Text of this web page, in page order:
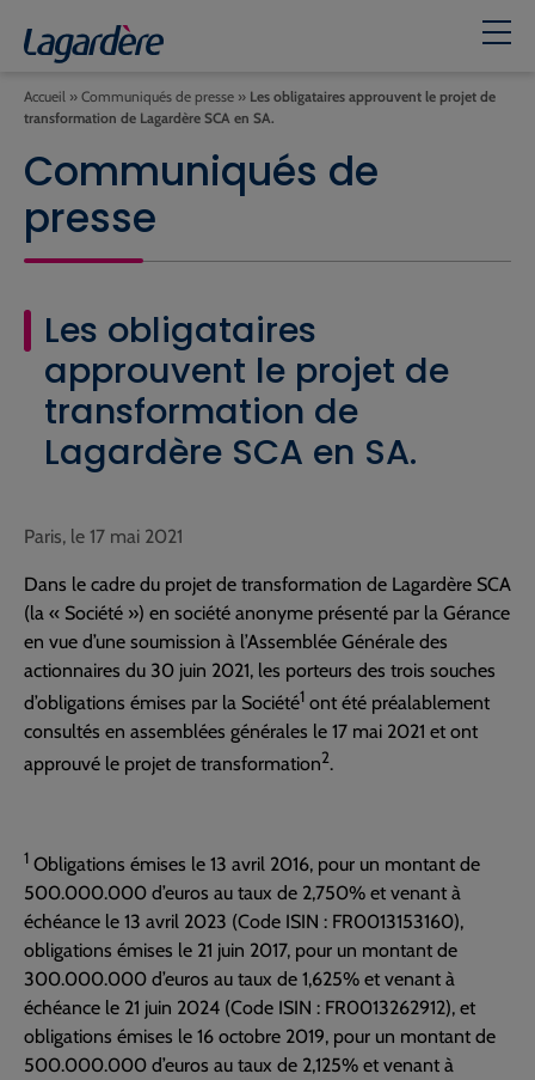
Accueil » Communiqués de presse » Les obligataires approuvent le projet de
transformation de Lagardère SCA en SA.
Communiqués de
presse
Les obligataires
approuvent le projet de
transformation de
Lagardère SCA en SA.
Paris, le 17 mai 2021
Dans le cadre du projet de transformation de Lagardère SCA
(la « Société ») en société anonyme présenté par la Gérance
en vue d’une soumission à l’Assemblée Générale des
actionnaires du 30 juin 2021, les porteurs des trois souches
d’obligations émises par la Société1 ont été préalablement
consultés en assemblées générales le 17 mai 2021 et ont
approuvé le projet de transformation2.
1 Obligations émises le 13 avril 2016, pour un montant de
500.000.000 d’euros au taux de 2,750% et venant à
échéance le 13 avril 2023 (Code ISIN : FR0013153160),
obligations émises le 21 juin 2017, pour un montant de
300.000.000 d’euros au taux de 1,625% et venant à
échéance le 21 juin 2024 (Code ISIN : FR0013262912), et
obligations émises le 16 octobre 2019, pour un montant de
500.000.000 d’euros au taux de 2,125% et venant à